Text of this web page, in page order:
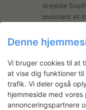
drejede
assistent et
historien.
READ MORE
Denne
Vi bruger cookies til at
at vise dig funktioner til
trafik. Vi deler også
hjemmeside med
annonceringspartnere